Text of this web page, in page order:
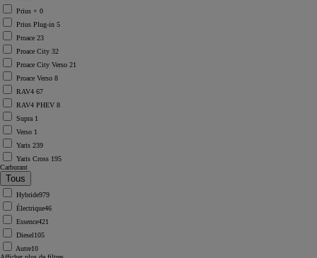
Prius + 0
Prius Plug-in 5
Proace 23
Proace City 32
Proace City Verso 21
Proace Verso 8
RAV4 67
RAV4 PHEV 8
Supra 1
Verso 1
Yaris 239
Yaris Cross 195
Carburant
Hybride979
Électrique46
Essence421
Diesel105
Autre10